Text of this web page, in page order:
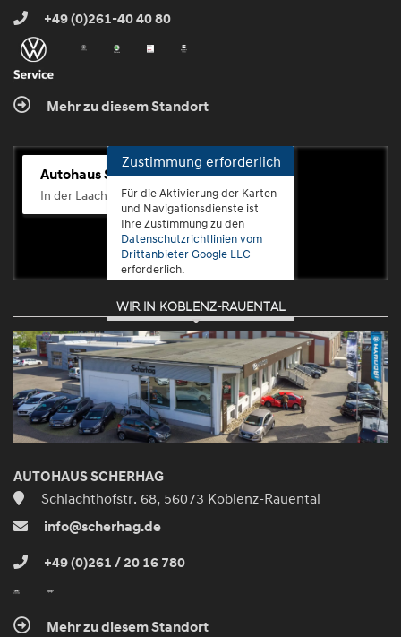
+49 (0)261-40 40 80
Mehr zu diesem Standort
Autohaus Scherhag
In der Laach 76, 56072 Koblenz-Güls
Zustimmung erforderlich
Für die Aktivierung der Karten-
und Navigationsdienste ist
Ihre Zustimmung zu den
Datenschutzrichtlinien vom
Drittanbieter Google LLC
erforderlich.
Zustimmen
und
aktivieren
WIR IN KOBLENZ-RAUENTAL
AUTOHAUS SCHERHAG
Schlachthofstr. 68, 56073 Koblenz-Rauental
info@scherhag.de
+49 (0)261 / 20 16 780
Mehr zu diesem Standort